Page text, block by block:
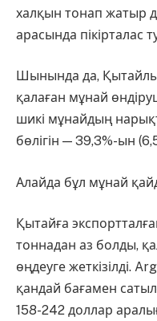
халқын тонап жатыр
арасында пікірталас
Шынында да,
қалаған мұнай
шикі мұнайдың
бөлігін — 39,3%-ын
Алайда бұл мұнай
Қытайға
тоннадан аз болды,
өңдеуге жеткізілді.
қандай бағамен
158-242 доллар